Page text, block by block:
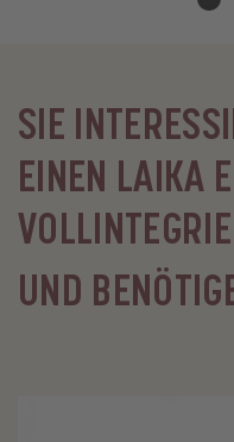
SIE
EINEN LAIKA
UND